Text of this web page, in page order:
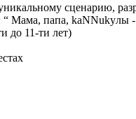
сценарию,
Мама, папа, kaNNukyлы -
до 11-ти лет)